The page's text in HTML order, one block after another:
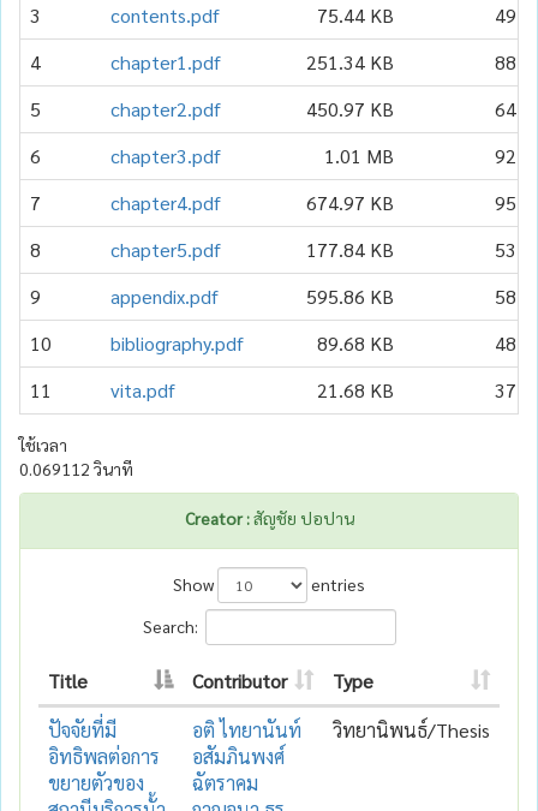
3
contents.pdf 75.44 KB 49
4
chapter1.pdf 251.34 KB 88
5
chapter2.pdf 450.97 KB 64
6
chapter3.pdf 1.01 MB 92
7
chapter4.pdf 674.97 KB 95
8
chapter5.pdf 177.84 KB 53
9
appendix.pdf 595.86 KB 58
10
bibliography.pdf 89.68 KB 48
11
vita.pdf 21.68 KB 37
ใช้เวลา
0.069112 วินาที
Creator :สัญชัย ปอปาน
Show
entries
Search:
Title Contributor
Type
ปัจจัยที่มี
อิทธิพลต่อการ
ขยายตัวของ
อติ ไทยานันท์
อสัมภินพงศ์
ฉัตราคม
วิทยานิพนธ์/Thesis